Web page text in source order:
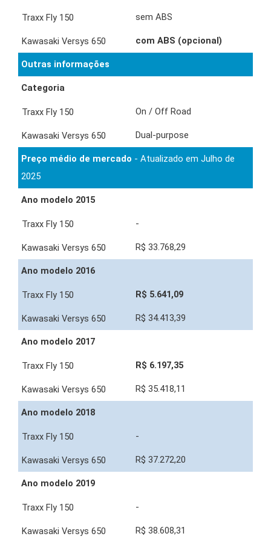
sem ABS
com ABS (opcional)
Outras informações
Categoria
On / Off Road
Dual-purpose
Preço médio de mercado - Atualizado em Julho de
2025
Ano modelo 2015
-
R$ 33.768,29
Ano modelo 2016
R$ 5.641,09
R$ 34.413,39
Ano modelo 2017
R$ 6.197,35
R$ 35.418,11
Ano modelo 2018
-
R$ 37.272,20
Ano modelo 2019
-
R$ 38.608,31